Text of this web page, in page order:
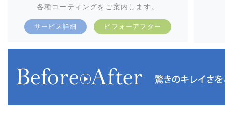
各種コーティングをご案内します。
サービス詳細 ビフォーアフター